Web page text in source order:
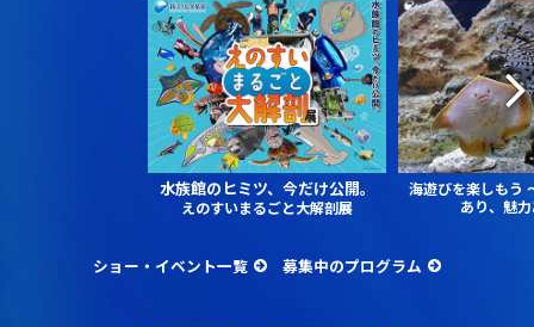
水族館のヒミツ、今だけ公開。
えのすいまるごと大解剖展
海遊びを楽しもう
あり、魅
ショー・イベント一覧 募集中のプログラム